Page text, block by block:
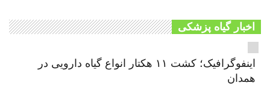
اخبار گیاه پزشکی
اینفوگرافیک؛ کشت ۱۱ هکتار انواع گیاه دارویی در
همدان